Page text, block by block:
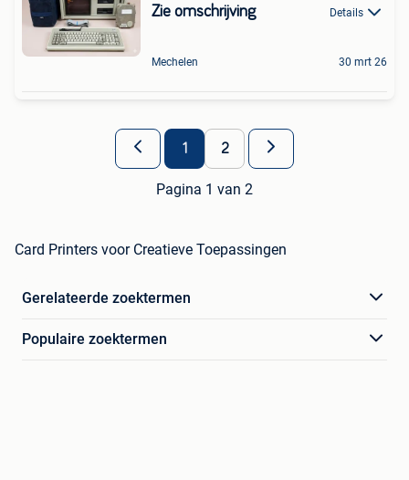
Zie omschrijving Details
Mechelen 30 mrt 26
1 2
Pagina 1 van 2
Card Printers voor Creatieve Toepassingen
Gerelateerde zoektermen
Populaire zoektermen